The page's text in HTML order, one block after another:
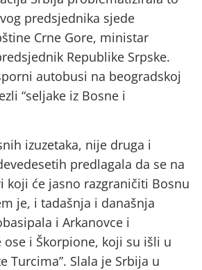
predsjednika sjede
Crne Gore, ministar
Republike Srpske.
autobusi na beogradskoj
“seljake iz Bosne i
izuzetaka, nije druga i
predlagala da se na
koji će jasno razgraničiti Bosnu
je, i tadašnja i današnja
i Arkanovce i
ose i Škorpione, koji su išli u
Turcima”. Slala je Srbija u